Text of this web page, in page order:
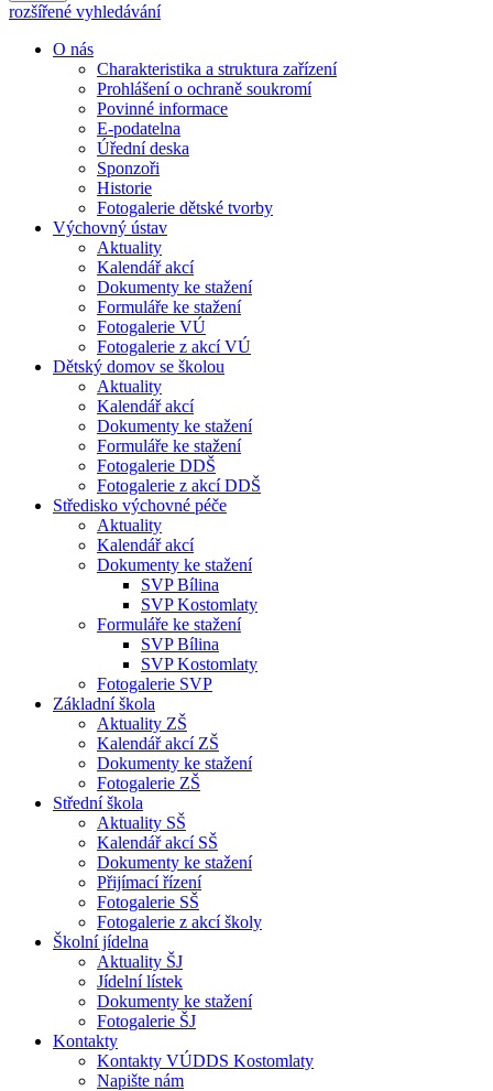
rozšířené vyhledávání
O nás
Charakteristika a struktura zařízení
Prohlášení o ochraně soukromí
Povinné informace
E-podatelna
Úřední deska
Sponzoři
Historie
Fotogalerie dětské tvorby
Výchovný ústav
Aktuality
Kalendář akcí
Dokumenty ke stažení
Formuláře ke stažení
Fotogalerie VÚ
Fotogalerie z akcí VÚ
Dětský domov se školou
Aktuality
Kalendář akcí
Dokumenty ke stažení
Formuláře ke stažení
Fotogalerie DDŠ
Fotogalerie z akcí DDŠ
Středisko výchovné péče
Aktuality
Kalendář akcí
Dokumenty ke stažení
SVP Bílina
SVP Kostomlaty
Formuláře ke stažení
SVP Bílina
SVP Kostomlaty
Fotogalerie SVP
Základní škola
Aktuality ZŠ
Kalendář akcí ZŠ
Dokumenty ke stažení
Fotogalerie ZŠ
Střední škola
Aktuality SŠ
Kalendář akcí SŠ
Dokumenty ke stažení
Přijímací řízení
Fotogalerie SŠ
Fotogalerie z akcí školy
Školní jídelna
Aktuality ŠJ
Jídelní lístek
Dokumenty ke stažení
Fotogalerie ŠJ
Kontakty
Kontakty VÚDDS Kostomlaty
Napište nám